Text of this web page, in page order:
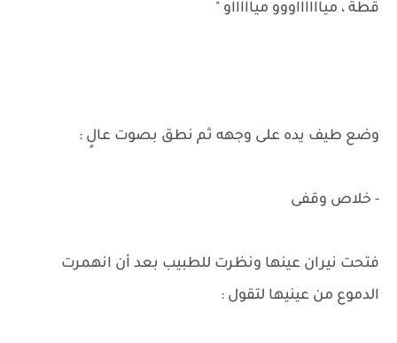
قطة ، ميااااااووو مياااااو "
وضع طيف يده على وجهه ثم نطق بصوت عالٍ :
- خلاص وقفى
فتحت نيران عينها ونظرت للطبيب بعد أن انهمرت
الدموع من عينيها لتقول :